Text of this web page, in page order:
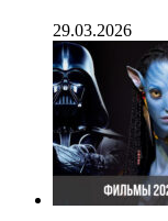
29.03.2026